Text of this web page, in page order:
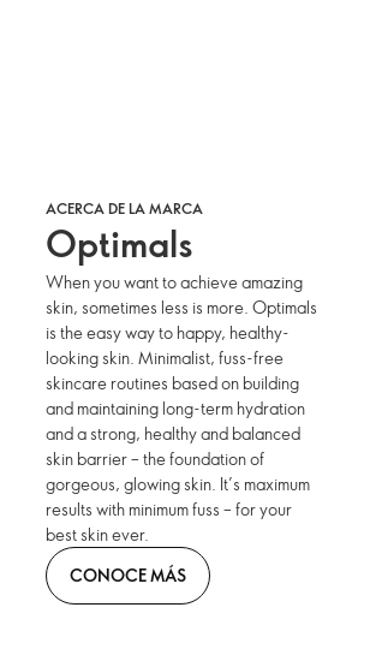
ACERCA DE LA MARCA
Optimals
When you want to achieve amazing
skin, sometimes less is more. Optimals
is the easy way to happy, healthy-
looking skin. Minimalist, fuss-free
skincare routines based on building
and maintaining long-term hydration
and a strong, healthy and balanced
skin barrier – the foundation of
gorgeous, glowing skin. It’s maximum
results with minimum fuss – for your
best skin ever.
CONOCE MÁS